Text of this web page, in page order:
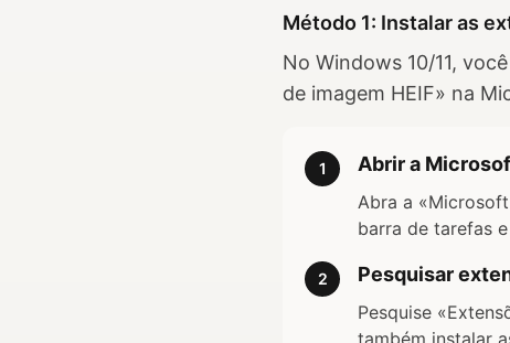
Método 1: Instalar as
No Windows 10/11,
de imagem HEIF» na
1 Abrir a
Abra a
barra de tarefas
2 Pesquisar
Pesquise
também instalar